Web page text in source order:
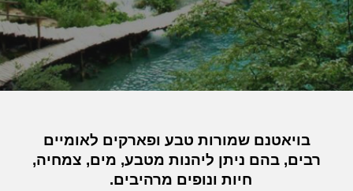
בויאטנם שמורות טבע ופארקים לאומיים
רבים, בהם ניתן ליהנות מטבע, מים, צמחיה,
חיות ונופים מרהיבים.